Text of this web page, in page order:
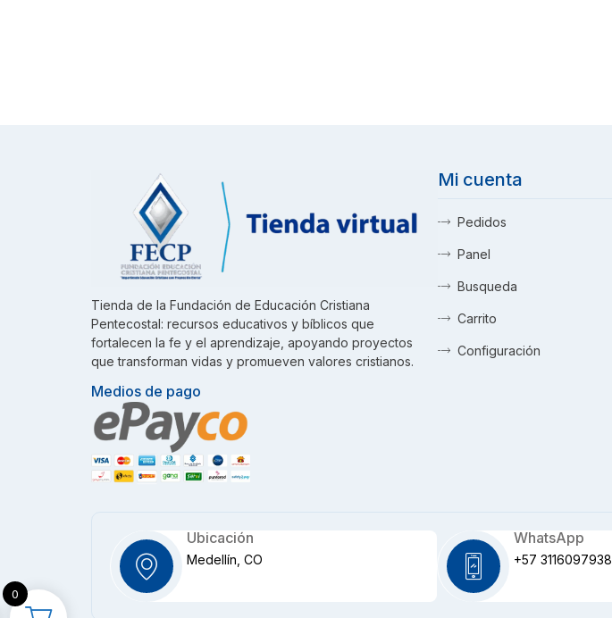
Tienda de la Fundación de Educación Cristiana
Pentecostal: recursos educativos y bíblicos que
fortalecen la fe y el aprendizaje, apoyando proyectos
que transforman vidas y promueven valores cristianos.
Medios de pago
Mi cuenta
Pedidos
Panel
Busqueda
Carrito
Configuración
Ubicación
Medellín, CO
WhatsApp
+57 3116097938
0